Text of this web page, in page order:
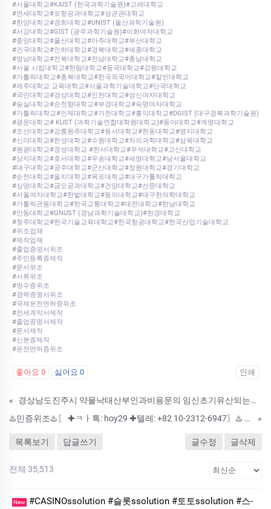
#서울대학교#KAIST (한국과학기술원)#고려대학교
#연세대학교#포항공과대학교#성균관대학교
#한양대학교#경희대학교#UNIST (울산과학기술원)
#서강대학교#GIST (광주과학기술원)#이화여자대학교
#중앙대학교#울산대학교#아주대학교#부산대학교
#건국대학교#인하대학교#경북대학교#세종대학교
#영남대학교#전북대학교#전남대학교#충남대학교
#서울 시립대학교#한림대학교#동국대학교#강원대학교
#가톨릭대학교#충북대학교#한국외국어대학교#칼빈대학교
#제주대학교 교육대학교#서울과학기술대학교#단국대학교
#국민대학교#경상대학교#인천대학교#성신여자대학교
#숭실대학교#순천향대학교#부경대학교#숙명여자대학교
#가톨릭대학교#인제대학교#가천대학교#홍익대학교#DGIST (대구경북과학기술원)
#광운대학교# KUST (과학기술연합대학원대학교)#동아대학교#계명대학교
#조선대학교#강릉원주대학교#동서대학교#한동대학교#명지대학교
#신라대학교#한성대학교#수원대학교#차의과학대학교#삼육대학교
#원광대학교#경성대학교 #한서대학교#우석대학교#고신대학교
#상지대학교#호서대학교#우송대학교#세명대학교#남서울대학교
#대구대학교#공주대학교#군산대학교#창원대학교#경기대학교
#순천대학교#을지대학교#목포대학교#대구가톨릭대학교
#상명대학교#금오공과대학교#건양대학교#선문대학교
#서울여자대학교#한밭대학교#동의대학교#대구한의학대학교
#가톨릭관동대학교#한국교통대학교#대전대학교#한남대학교
#안동대학교#GNUST (경남과학기술대학교)#한경대학교
#청주대학교#한국기술교육대학교#한국항공대학교#한국산업기술대학교
#위조업체
#제작업체
#졸업증명서위조
#주민등록증제작
#문서위조
#서류위조
#영수증위조
#경력증명서위조
#국제운전면허증위조
#전세계약서제작
#졸업증명서제작
#문서제작
#신분증제작
#운전면허증위조
좋아요 0 싫어요 0 인쇄
«
경상남도진주시 약물낙태산부인과비용문의 임신초기유산되는약성분 복용후주의사항
♨️민증위조♨️〖 ✚ㅋㅏ톡: hoy29 ✚텔레: +82 10-2312-6947〗♨️ #기능사대리시험 ▶직거래/전문◀주민등록증제작❣️〖 ✚ㅋㅏ톡: hoy29 ✚텔레: +82 10-2312-6947〗 ❣️ ♦ → 전문 직거래 업
»
목록보기 답글쓰기 글수정 글삭제
전체 35,513
New #CASINOssolution #슬­롯ssolution #토토ssolution #스­